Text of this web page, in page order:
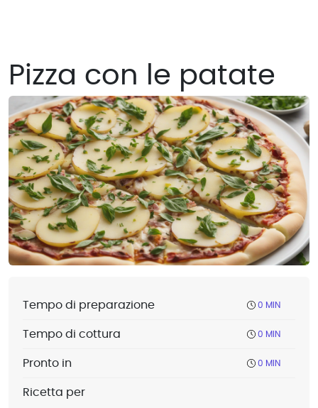
Pizza con le patate
Tempo di preparazione 0 MIN
Tempo di cottura 0 MIN
Pronto in 0 MIN
Ricetta per